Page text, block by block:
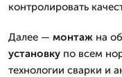
контролировать
Далее — монтаж на
установку по всем
технологии сварки и